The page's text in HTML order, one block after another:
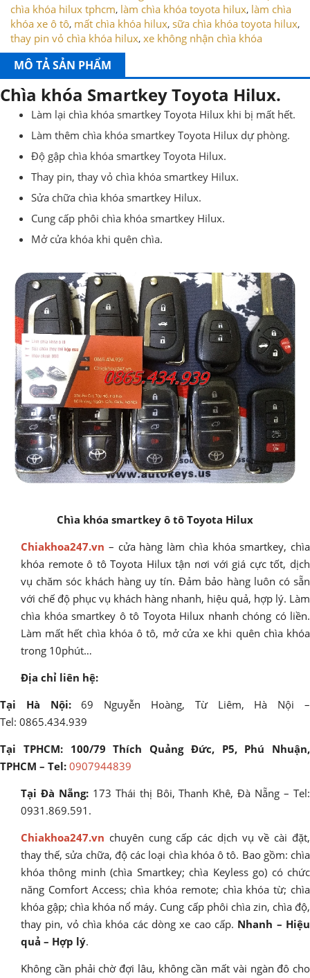
chìa khóa hilux tphcm, làm chìa khóa toyota hilux, làm chìa
khóa xe ô tô, mất chìa khóa hilux, sữa chìa khóa toyota hilux,
thay pin vỏ chìa khóa hilux, xe không nhận chìa khóa
MÔ TẢ SẢN PHẨM
Chìa khóa Smartkey Toyota Hilux.
Làm lại chìa khóa smartkey Toyota Hilux khi bị mất hết.
Làm thêm chìa khóa smartkey Toyota Hilux dự phòng.
Độ gập chìa khóa smartkey Toyota Hilux.
Thay pin, thay vỏ chìa khóa smartkey Hilux.
Sửa chữa chìa khóa smartkey Hilux.
Cung cấp phôi chìa khóa smartkey Hilux.
Mở cửa khóa khi quên chìa.
Chìa khóa smartkey ô tô Toyota Hilux
Chiakhoa247.vn – cửa hàng làm chìa khóa smartkey, chìa
khóa remote ô tô Toyota Hilux tận nơi với giá cực tốt, dịch
vụ chăm sóc khách hàng uy tín. Đảm bảo hàng luôn có sẵn
với chế độ phục vụ khách hàng nhanh, hiệu quả, hợp lý. Làm
chìa khóa smartkey ô tô Toyota Hilux nhanh chóng có liền.
Làm mất hết chìa khóa ô tô, mở cửa xe khi quên chìa khóa
trong 10phút…
Địa chỉ liên hệ:
Tại Hà Nội:69 Nguyễn Hoàng, Từ Liêm, Hà Nội –
Tel: 0865.434.939
Tại TPHCM: 100/79 Thích Quảng Đức, P5, Phú Nhuận,
TPHCM – Tel: 0907944839
Tại Đà Nẵng:173 Thái thị Bôi, Thanh Khê, Đà Nẵng – Tel:
0931.869.591.
Chiakhoa247.vn chuyên cung cấp các dịch vụ về cài đặt,
thay thế, sửa chữa, độ các loại chìa khóa ô tô. Bao gồm: chìa
khóa thông minh (chìa Smartkey; chìa Keyless go) có chức
năng Comfort Access; chìa khóa remote; chìa khóa từ; chìa
khóa gập; chìa khóa nổ máy. Cung cấp phôi chìa zin, chìa độ,
thay pin, vỏ chìa khóa các dòng xe cao cấp. Nhanh – Hiệu
quả – Hợp lý.
Không cần phải chờ đợi lâu, không cần mất vài ngàn đô cho